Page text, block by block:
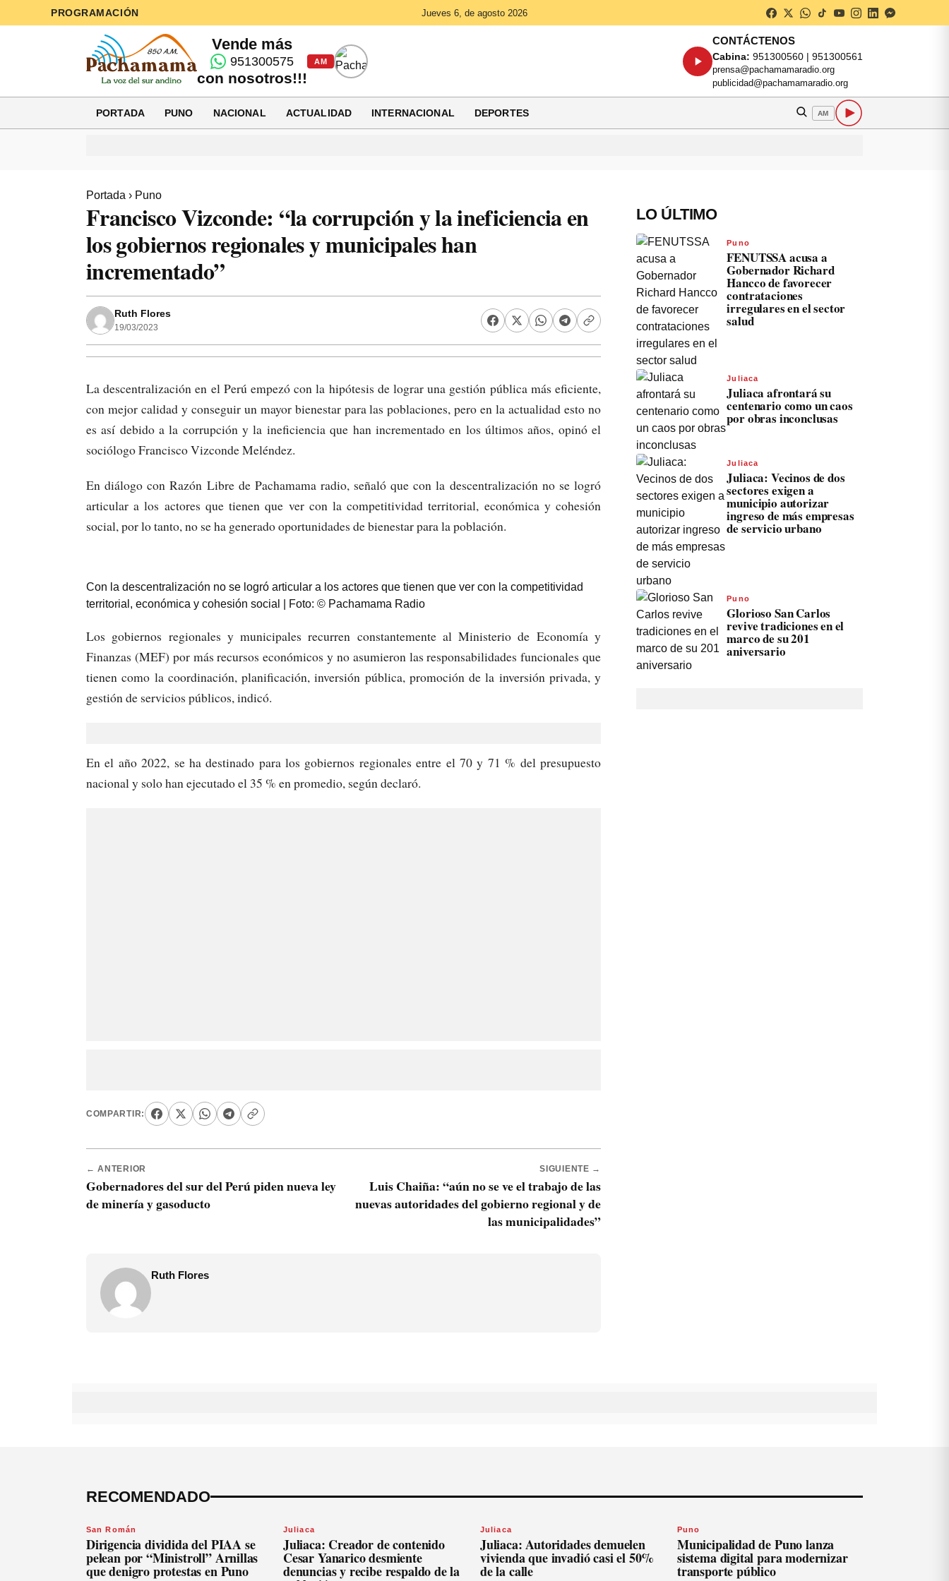
PROGRAMACIÓN Jueves 6, de agosto 2026
Vende más
951300575
con nosotros!!!
AM
CONTÁCTENOS
Cabina: 951300560 | 951300561
prensa@pachamamaradio.org
publicidad@pachamamaradio.org
PORTADA PUNO NACIONAL ACTUALIDAD INTERNACIONAL DEPORTES AM
Portada › Puno
Francisco Vizconde: “la corrupción y la ineficiencia en
los gobiernos regionales y municipales han
incrementado”
Ruth Flores
19/03/2023
La descentralización en el Perú empezó con la hipótesis de lograr una gestión pública más eficiente,
con mejor calidad y conseguir un mayor bienestar para las poblaciones, pero en la actualidad esto no
es así debido a la corrupción y la ineficiencia que han incrementado en los últimos años, opinó el
sociólogo Francisco Vizconde Meléndez.
En diálogo con Razón Libre de Pachamama radio, señaló que con la descentralización no se logró
articular a los actores que tienen que ver con la competitividad territorial, económica y cohesión
social, por lo tanto, no se ha generado oportunidades de bienestar para la población.
Con la descentralización no se logró articular a los actores que tienen que ver con la competitividad
territorial, económica y cohesión social | Foto: © Pachamama Radio
Los gobiernos regionales y municipales recurren constantemente al Ministerio de Economía y
Finanzas (MEF) por más recursos económicos y no asumieron las responsabilidades funcionales que
tienen como la coordinación, planificación, inversión pública, promoción de la inversión privada, y
gestión de servicios públicos, indicó.
En el año 2022, se ha destinado para los gobiernos regionales entre el 70 y 71 % del presupuesto
nacional y solo han ejecutado el 35 % en promedio, según declaró.
COMPARTIR:
← ANTERIOR
Gobernadores del sur del Perú piden nueva ley
de minería y gasoducto
SIGUIENTE →
Luis Chaiña: “aún no se ve el trabajo de las
nuevas autoridades del gobierno regional y de
las municipalidades”
Ruth Flores
LO ÚLTIMO
Puno
FENUTSSA acusa a
Gobernador Richard
Hancco de favorecer
contrataciones
irregulares en el sector
salud
Juliaca
Juliaca afrontará su
centenario como un caos
por obras inconclusas
Juliaca
Juliaca: Vecinos de dos
sectores exigen a
municipio autorizar
ingreso de más empresas
de servicio urbano
Puno
Glorioso San Carlos
revive tradiciones en el
marco de su 201
aniversario
RECOMENDADO
San Román
Dirigencia dividida del PIAA se
pelean por “Ministroll” Arnillas
que denigro protestas en Puno
Juliaca
Juliaca: Creador de contenido
Cesar Yanarico desmiente
denuncias y recibe respaldo de la
Juliaca
Juliaca: Autoridades demuelen
vivienda que invadió casi el 50%
de la calle
Puno
Municipalidad de Puno lanza
sistema digital para modernizar
transporte público